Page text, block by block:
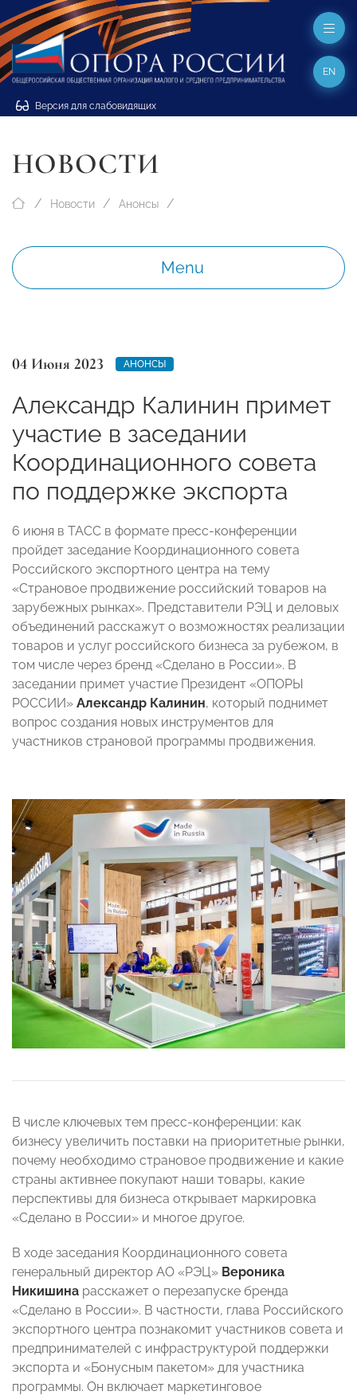
Версия для слабовидящих
EN
НОВОСТИ
Новости Анонсы
Menu
04 Июня 2023 АНОНСЫ
Александр Калинин примет
участие в заседании
Координационного совета
по поддержке экспорта
6 июня в ТАСС в формате пресс-конференции
пройдет заседание Координационного совета
Российского экспортного центра на тему
«Страновое продвижение российский товаров на
зарубежных рынках». Представители РЭЦ и деловых
объединений расскажут о возможностях реализации
товаров и услуг российского бизнеса за рубежом, в
том числе через бренд «Сделано в России». В
заседании примет участие Президент «ОПОРЫ
РОССИИ» Александр Калинин, который поднимет
вопрос создания новых инструментов для
участников страновой программы продвижения.
В числе ключевых тем пресс-конференции: как
бизнесу увеличить поставки на приоритетные рынки,
почему необходимо страновое продвижение и какие
страны активнее покупают наши товары, какие
перспективы для бизнеса открывает маркировка
«Сделано в России» и многое другое.
В ходе заседания Координационного совета
генеральный директор АО «РЭЦ» Вероника
Никишина расскажет о перезапуске бренда
«Сделано в России». В частности, глава Российского
экспортного центра познакомит участников совета и
предпринимателей с инфраструктурой поддержки
экспорта и «Бонусным пакетом» для участника
программы. Он включает маркетинговое